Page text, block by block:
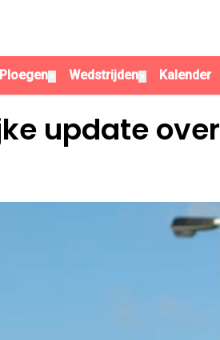
Ploegen Wedstrijden Kalender
update over